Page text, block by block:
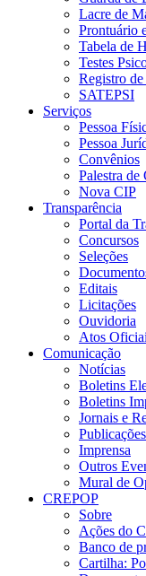
Lacre de
Prontuário
Tabela de
Testes
Registro
SATEPSI
Serviços
Pessoa
Pessoa
Convênios
Palestra de
Nova CIP
Transparência
Portal da
Concursos
Seleções
Editais
Licitações
Ouvidoria
Atos
Comunicação
Notícias
Boletins
Boletins
Jornais e
Publicações
Imprensa
Outros
Mural de
CREPOP
Sobre
Ações do
Banco de
Cartilha: